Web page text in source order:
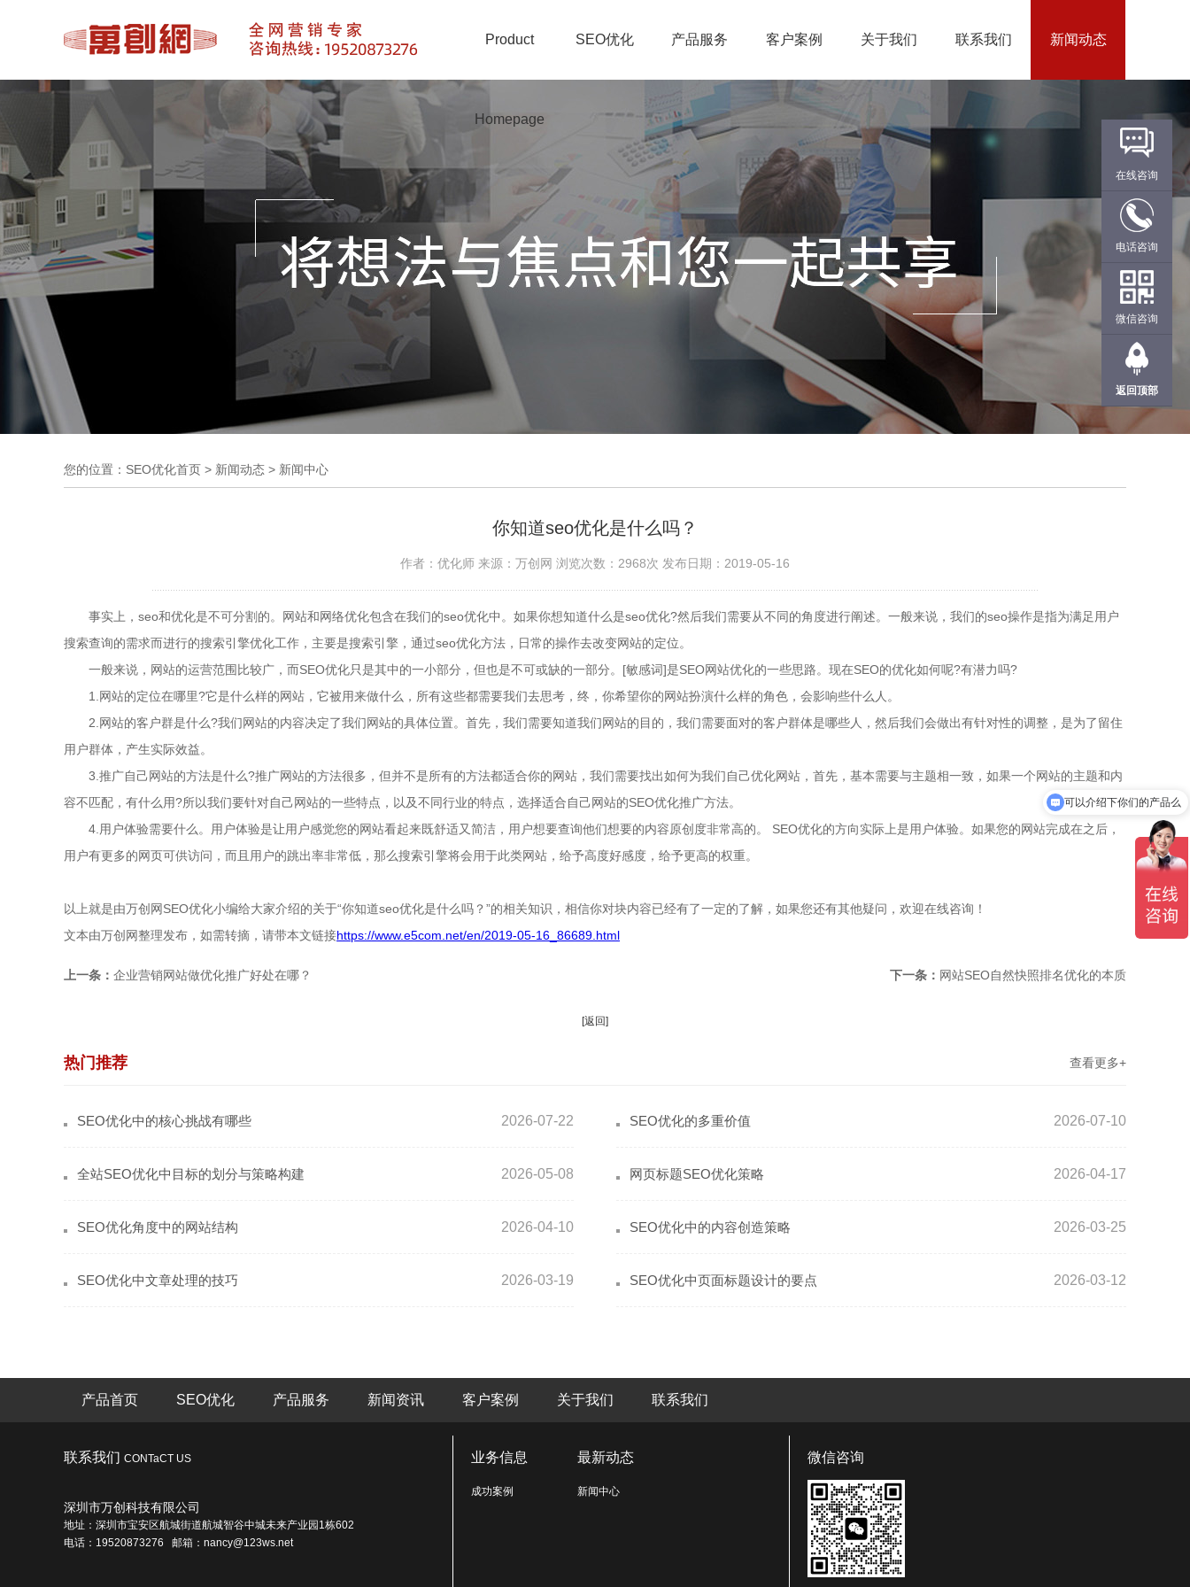
Product
Homepage
SEO优化 产品服务 客户案例 关于我们 联系我们 新闻动态
您的位置： SEO优化首页 > 新闻动态 > 新闻中心
你知道seo优化是什么吗？
作者：优化师 来源：万创网 浏览次数：2968次 发布日期：2019-05-16
事实上，seo和优化是不可分割的。网站和网络优化包含在我们的seo优化中。如果你想知道什么是seo优化?然后我们需要从不同的角度进行阐述。一般来说，我们的seo操作是指为满足用户
搜索查询的需求而进行的搜索引擎优化工作，主要是搜索引擎，通过seo优化方法，日常的操作去改变网站的定位。
一般来说，网站的运营范围比较广，而SEO优化只是其中的一小部分，但也是不可或缺的一部分。[敏感词]是SEO网站优化的一些思路。现在SEO的优化如何呢?有潜力吗?
1.网站的定位在哪里?它是什么样的网站，它被用来做什么，所有这些都需要我们去思考，终，你希望你的网站扮演什么样的角色，会影响些什么人。
2.网站的客户群是什么?我们网站的内容决定了我们网站的具体位置。首先，我们需要知道我们网站的目的，我们需要面对的客户群体是哪些人，然后我们会做出有针对性的调整，是为了留住
用户群体，产生实际效益。
3.推广自己网站的方法是什么?推广网站的方法很多，但并不是所有的方法都适合你的网站，我们需要找出如何为我们自己优化网站，首先，基本需要与主题相一致，如果一个网站的主题和内
容不匹配，有什么用?所以我们要针对自己网站的一些特点，以及不同行业的特点，选择适合自己网站的SEO优化推广方法。
4.用户体验需要什么。用户体验是让用户感觉您的网站看起来既舒适又简洁，用户想要查询他们想要的内容原创度非常高的。 SEO优化的方向实际上是用户体验。如果您的网站完成在之后，
用户有更多的网页可供访问，而且用户的跳出率非常低，那么搜索引擎将会用于此类网站，给予高度好感度，给予更高的权重。
以上就是由万创网SEO优化小编给大家介绍的关于“你知道seo优化是什么吗？”的相关知识，相信你对块内容已经有了一定的了解，如果您还有其他疑问，欢迎在线咨询！
文本由万创网整理发布，如需转摘，请带本文链接https://www.e5com.net/en/2019-05-16_86689.html
上一条： 企业营销网站做优化推广好处在哪？ 下一条： 网站SEO自然快照排名优化的本质
[返回]
热门推荐 查看更多+
SEO优化中的核心挑战有哪些 2026-07-22 SEO优化的多重价值 2026-07-10
全站SEO优化中目标的划分与策略构建 2026-05-08 网页标题SEO优化策略 2026-04-17
SEO优化角度中的网站结构 2026-04-10 SEO优化中的内容创造策略 2026-03-25
SEO优化中文章处理的技巧 2026-03-19 SEO优化中页面标题设计的要点 2026-03-12
产品首页 SEO优化 产品服务 新闻资讯 客户案例 关于我们 联系我们
联系我们 CONTaCT US
深圳市万创科技有限公司
地址：深圳市宝安区航城街道航城智谷中城未来产业园1栋602
电话：19520873276 邮箱：nancy@123ws.net
业务信息
成功案例
最新动态
新闻中心
微信咨询
在线咨询
电话咨询
微信咨询
返回顶部
可以介绍下你们的产品么